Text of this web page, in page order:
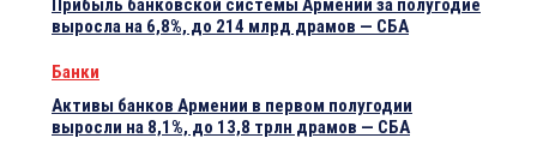
Прибыль банковской системы Армении за полугодие
выросла на 6,8%, до 214 млрд драмов — СБА
Банки
Активы банков Армении в первом полугодии
выросли на 8,1%, до 13,8 трлн драмов — СБА